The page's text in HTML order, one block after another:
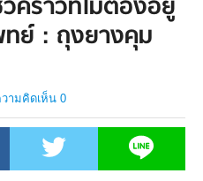
คราวที่ไม่ต้องอยู่
ทย์ : ถุงยางคุม
ามคิดเห็น 0